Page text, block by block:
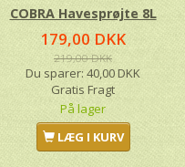
COBRA Havesprøjte 8L
179,00 DKK
219,00 DKK
Du sparer: 40,00 DKK
Gratis Fragt
På lager
LÆG I KURV